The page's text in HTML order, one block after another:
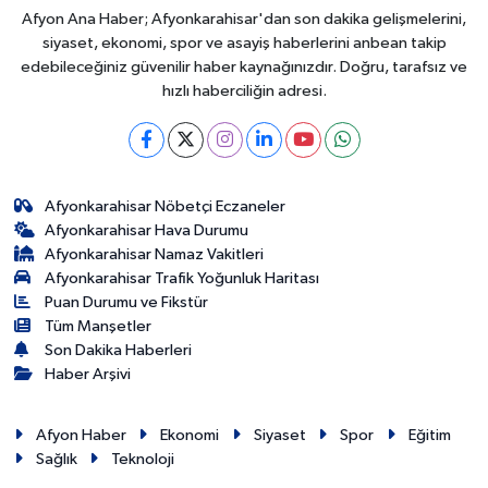
Afyon Ana Haber; Afyonkarahisar'dan son dakika gelişmelerini,
siyaset, ekonomi, spor ve asayiş haberlerini anbean takip
edebileceğiniz güvenilir haber kaynağınızdır. Doğru, tarafsız ve
hızlı haberciliğin adresi.
Afyonkarahisar Nöbetçi Eczaneler
Afyonkarahisar Hava Durumu
Afyonkarahisar Namaz Vakitleri
Afyonkarahisar Trafik Yoğunluk Haritası
Puan Durumu ve Fikstür
Tüm Manşetler
Son Dakika Haberleri
Haber Arşivi
Afyon Haber Ekonomi Siyaset Spor
Eğitim
Sağlık
Teknoloji